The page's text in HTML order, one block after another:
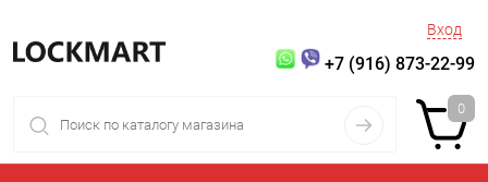
Вход
+7 (916) 873-22-99
0